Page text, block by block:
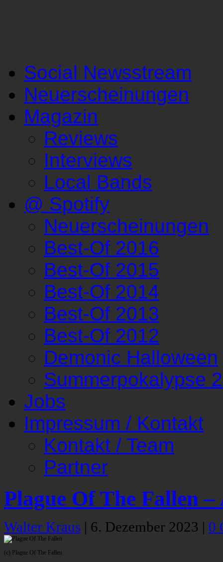
Social Newsstream
Neuerscheinungen
Magazin
Reviews
Interviews
Local Bands
@ Spotify
Neuerscheinungen
Best-Of 2016
Best-Of 2015
Best-Of 2014
Best-Of 2013
Best-Of 2012
Demonic Halloween
Summerpokalypse
Jobs
Impressum / Kontakt
Kontakt / Team
Partner
Plague Of The Fallen
Walter Kraus | 6. Dezember 2023 | 0
(c) Plague Of The Fallen